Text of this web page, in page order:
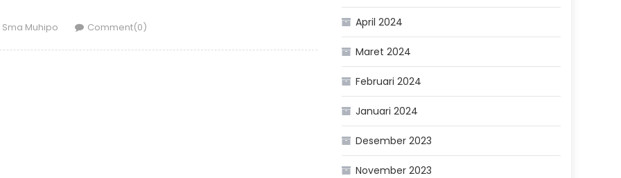
Author
Sma Muhipo Comment(0) April 2024
Maret 2024
Februari 2024
Januari 2024
Desember 2023
November 2023